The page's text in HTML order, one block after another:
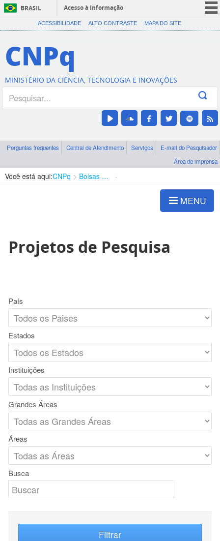
BRASIL
Acesso à informação
CORONAVÍRUS (COVID-19)
Canais
ACESSIBILIDADE ALTO CONTRASTE MAPA DO SITE
CNPq
MINISTÉRIO DA CIÊNCIA, TECNOLOGIA E INOVAÇÕES
Perguntas frequentes Central de Atendimento Serviços
E-mail do Pesquisador
Área de imprensa
Você está aqui:CNPq Bolsas e Auxílios Vigentes
MENU
Projetos de Pesquisa
País
Estados
Instituições
Grandes Áreas
Áreas
Busca
Filtrar